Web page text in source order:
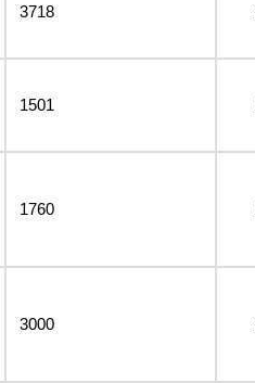
3718
1501
1760
3000